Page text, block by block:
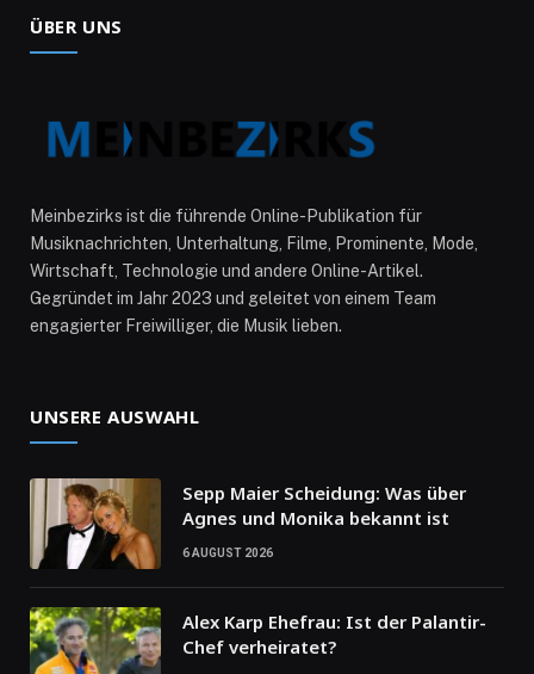
ÜBER UNS
Meinbezirks ist die führende Online-Publikation für
Musiknachrichten, Unterhaltung, Filme, Prominente, Mode,
Wirtschaft, Technologie und andere Online-Artikel.
Gegründet im Jahr 2023 und geleitet von einem Team
engagierter Freiwilliger, die Musik lieben.
UNSERE AUSWAHL
Sepp Maier Scheidung: Was über
Agnes und Monika bekannt ist
6 AUGUST 2026
Alex Karp Ehefrau: Ist der Palantir-
Chef verheiratet?